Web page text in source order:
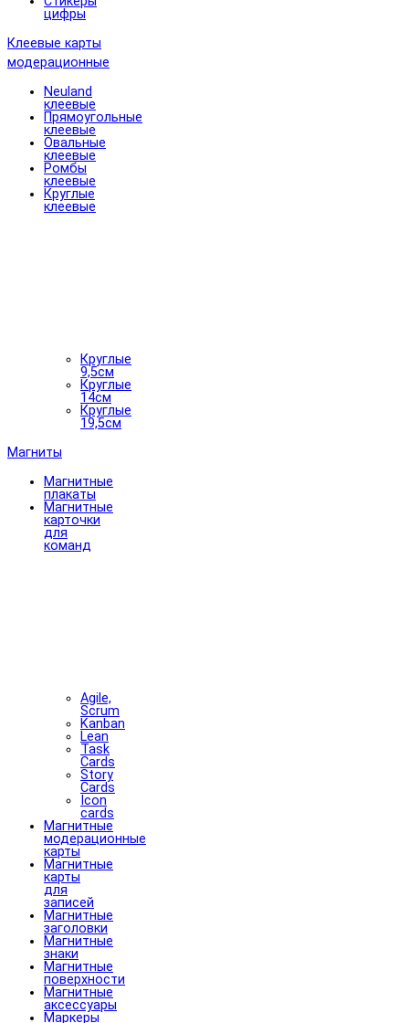
цифры
Клеевые карты
модерационные
Neuland
клеевые
Прямоугольные
клеевые
Овальные
клеевые
Ромбы
клеевые
Круглые
клеевые
Круглые
9,5см
Круглые
14см
Круглые
19,5см
Магниты
Магнитные
плакаты
Магнитные
карточки
для
команд
Agile,
Scrum
Kanban
Lean
Task
Cards
Story
Cards
Icon
cards
Магнитные
модерационные
карты
Магнитные
карты
для
записей
Магнитные
заголовки
Магнитные
знаки
Магнитные
поверхности
Магнитные
аксессуары
Маркеры